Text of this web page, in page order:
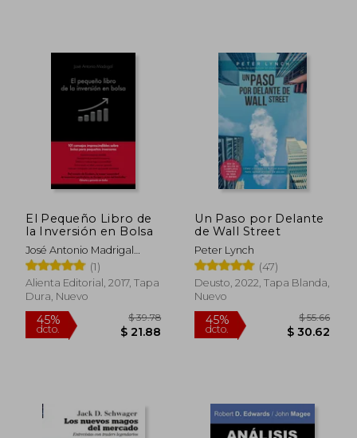
dcto.
40%
dcto.
El Pequeño Libro de
la Inversión en Bolsa
José Antonio Madrigal
Hornos
(1)
Alienta Editorial, 2017, Tapa
Dura, Nuevo
Un Paso por Delante
de Wall Street
Peter Lynch
(47)
Deusto, 2022, Tapa Blanda,
Nuevo